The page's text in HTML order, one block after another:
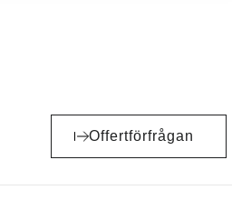
Offertförfrågan